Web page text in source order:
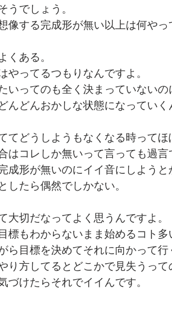
うでしょう。
像する完成形が無い以上は何や
くある。
やってるつもりなんですよ。
いってのも全く決まっていないの
んどんおかしな状態になっていく
てどうしようもなくなる時って
はコレしか無いって言っても過
成形が無いのにイイ音にしよう
したら偶然でしかない。
大切だなってよく思うんですよ。
標もわからないまま始めるコト
ら目標を決めてそれに向かって行
り方してるとどこかで見失うっ
づけたらそれでイイんです。